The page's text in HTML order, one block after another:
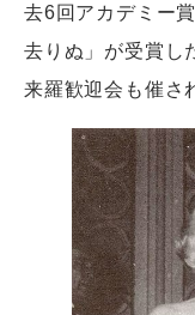
去6回アカデミー
去りぬ」が受賞し
来羅歓迎会も催さ